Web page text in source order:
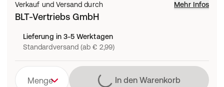
Verkauf und Versand durch Mehr Infos
BLT-Vertriebs GmbH
Lieferung in 3-5 Werktagen
Standardversand (ab € 2,99)
Menge LädtIn den Warenkorb